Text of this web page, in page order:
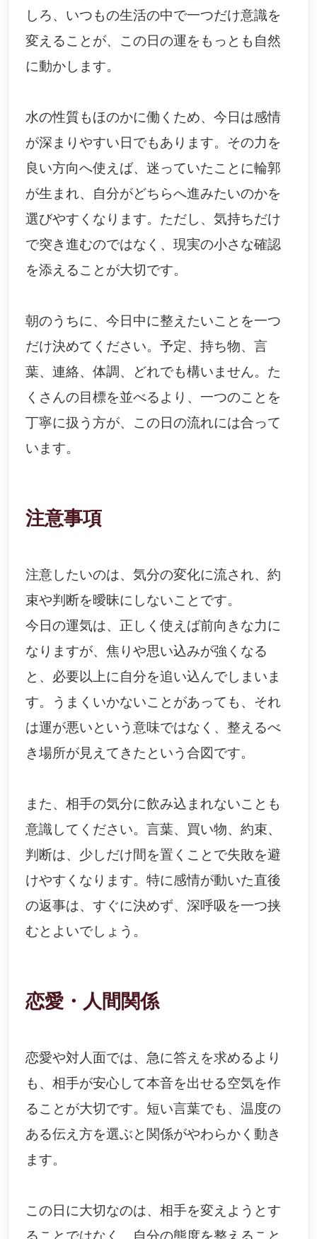
しろ、いつもの生活の中で一つだけ意識を
変えることが、この日の運をもっとも自然
に動かします。
水の性質もほのかに働くため、今日は感情
が深まりやすい日でもあります。その力を
良い方向へ使えば、迷っていたことに輪郭
が生まれ、自分がどちらへ進みたいのかを
選びやすくなります。ただし、気持ちだけ
で突き進むのではなく、現実の小さな確認
を添えることが大切です。
朝のうちに、今日中に整えたいことを一つ
だけ決めてください。予定、持ち物、言
葉、連絡、体調、どれでも構いません。た
くさんの目標を並べるより、一つのことを
丁寧に扱う方が、この日の流れには合って
います。
注意事項
注意したいのは、気分の変化に流され、約
束や判断を曖昧にしないことです。
今日の運気は、正しく使えば前向きな力に
なりますが、焦りや思い込みが強くなる
と、必要以上に自分を追い込んでしまいま
す。うまくいかないことがあっても、それ
は運が悪いという意味ではなく、整えるべ
き場所が見えてきたという合図です。
また、相手の気分に飲み込まれないことも
意識してください。言葉、買い物、約束、
判断は、少しだけ間を置くことで失敗を避
けやすくなります。特に感情が動いた直後
の返事は、すぐに決めず、深呼吸を一つ挟
むとよいでしょう。
恋愛・人間関係
恋愛や対人面では、急に答えを求めるより
も、相手が安心して本音を出せる空気を作
ることが大切です。短い言葉でも、温度の
ある伝え方を選ぶと関係がやわらかく動き
ます。
この日に大切なのは、相手を変えようとす
ることではなく、自分の態度を整えること